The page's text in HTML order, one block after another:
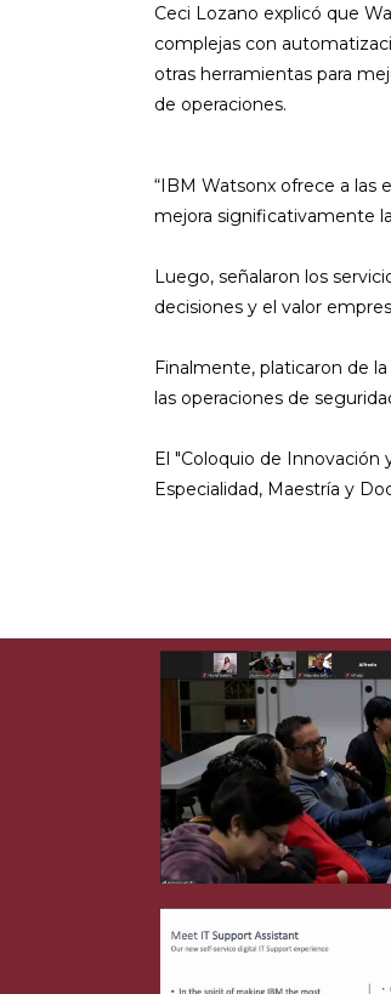
Ceci Lozano explicó que
complejas con
otras herramientas para
de operaciones.
“IBM Watsonx ofrece a las
mejora significativamente
Luego, señalaron los
decisiones y el valor
Finalmente, platicaron de
las operaciones de
El "Coloquio de
Especialidad, Maestría y